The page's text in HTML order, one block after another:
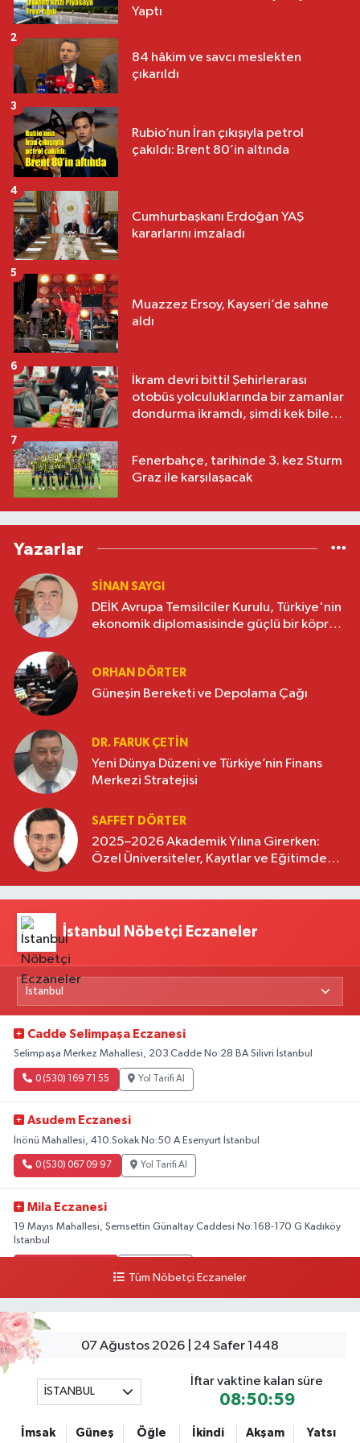
Yaptı
84 hâkim ve savcı meslekten
çıkarıldı
2
Rubio’nun İran çıkışıyla petrol
çakıldı: Brent 80’in altında
3
Cumhurbaşkanı Erdoğan YAŞ
kararlarını imzaladı
4
Muazzez Ersoy, Kayseri’de sahne
aldı
5
İkram devri bitti! Şehirlerarası
otobüs yolculuklarında bir zamanlar
dondurma ikramdı, şimdi kek bile
6
Fenerbahçe, tarihinde 3. kez Sturm
Graz ile karşılaşacak
7
Yazarlar
SINAN SAYGI
DEİK Avrupa Temsilciler Kurulu, Türkiye'nin
ekonomik diplomasisinde güçlü bir köprü
ORHAN DÖRTER
Güneşin Bereketi ve Depolama Çağı
DR. FARUK ÇETİN
Yeni Dünya Düzeni ve Türkiye’nin Finans
Merkezi Stratejisi
SAFFET DÖRTER
2025–2026 Akademik Yılına Girerken:
Özel Üniversiteler, Kayıtlar ve Eğitimde
İstanbul Nöbetçi Eczaneler
Cadde Selimpaşa Eczanesi
Selimpaşa Merkez Mahallesi, 203.Cadde No:28 BA Silivri İstanbul
0 (530) 169 71 55 Yol Tarifi Al
Asudem Eczanesi
İnönü Mahallesi, 410.Sokak No:50 A Esenyurt İstanbul
0 (530) 067 09 97 Yol Tarifi Al
Mila Eczanesi
19 Mayıs Mahallesi, Şemsettin Günaltay Caddesi No:168-170 G Kadıköy
İstanbul
Yenişehir Mahallesi, Mustafa Akyol Sokak No:6 90 Pendik İstanbul
0 (216) 627 01 31 Yol Tarifi Al
Gültepe Hayat Eczanesi
İstanbul
Tüm Nöbetçi Eczaneler
07 Ağustos 2026 | 24 Safer 1448
İSTANBUL
İftar vaktine kalan süre
08:50:58
İmsak
Güneş
Öğle
İkindi
Akşam
Yatsı